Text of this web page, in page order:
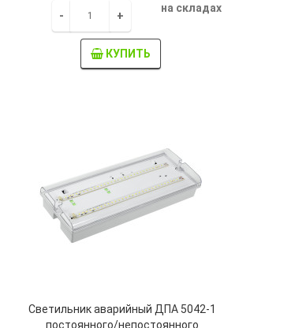
- +
на складах
КУПИТЬ
Светильник аварийный ДПА 5042-1
постоянного/непостоянного